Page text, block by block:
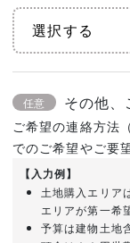
任意 その他、
ご希望の連絡方法
でのご希望やご要
【入力例】
土地購入エリア
エリアが第一希
予算は建物土地